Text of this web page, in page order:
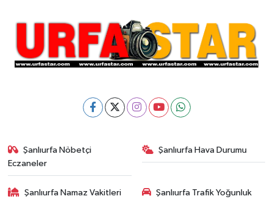
Şanlıurfa Nöbetçi
Eczaneler
Şanlıurfa Hava Durumu
Şanlıurfa Namaz Vakitleri Şanlıurfa Trafik Yoğunluk